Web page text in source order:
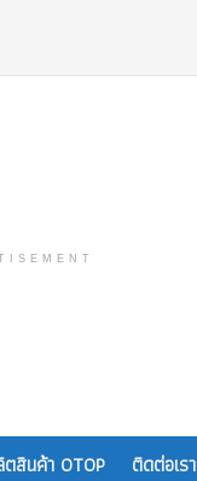
สินค้า OTOP ติดต่อเรา